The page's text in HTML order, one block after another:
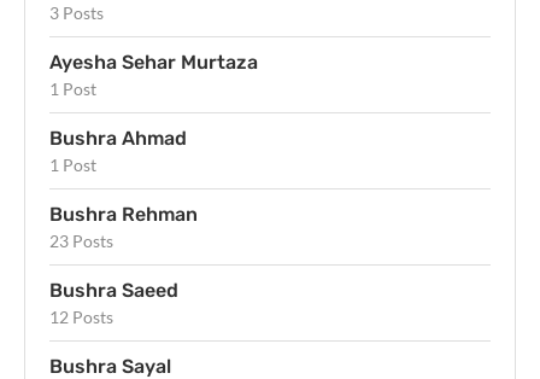
3 Posts
Ayesha Sehar Murtaza
1 Post
Bushra Ahmad
1 Post
Bushra Rehman
23 Posts
Bushra Saeed
12 Posts
Bushra Sayal